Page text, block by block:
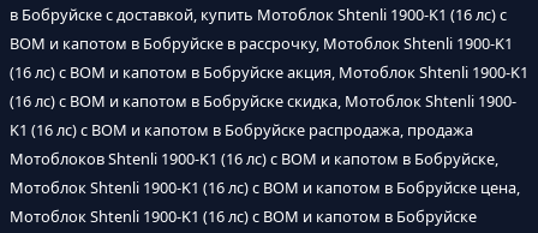
в Бобруйске с доставкой, купить Мотоблок Shtenli 1900-K1 (16 лс) с
ВОМ и капотом в Бобруйске в рассрочку, Мотоблок Shtenli 1900-K1
(16 лс) с ВОМ и капотом в Бобруйске акция, Мотоблок Shtenli 1900-K1
(16 лс) с ВОМ и капотом в Бобруйске скидка, Мотоблок Shtenli 1900-
K1 (16 лс) с ВОМ и капотом в Бобруйске распродажа, продажа
Мотоблоков Shtenli 1900-K1 (16 лс) с ВОМ и капотом в Бобруйске,
Мотоблок Shtenli 1900-K1 (16 лс) с ВОМ и капотом в Бобруйске цена,
Мотоблок Shtenli 1900-K1 (16 лс) с ВОМ и капотом в Бобруйске